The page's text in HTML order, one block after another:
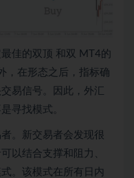
佳的双顶 和双 MT4的
，在形态之后，指标确
易信号。因此，外汇
寻找模式。
。新交易者会发现很
以结合支撑和阻力、
。该模式在所有日内